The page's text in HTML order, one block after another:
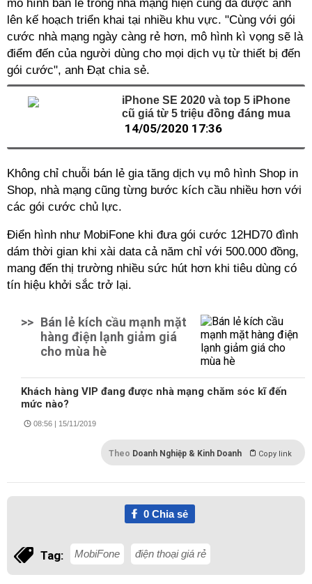
mô hình bán lẻ trong nhà mạng hiện cũng đã được anh
lên kế hoạch triển khai tại nhiều khu vực. "Cùng với gói
cước nhà mạng ngày càng rẻ hơn, mô hình kì vọng sẽ là
điểm đến của người dùng cho mọi dịch vụ từ thiết bị đến
gói cước", anh Đạt chia sẻ.
iPhone SE 2020 và top 5 iPhone
cũ giá từ 5 triệu đồng đáng mua
14/05/2020 17:36
Không chỉ chuỗi bán lẻ gia tăng dịch vụ mô hình Shop in
Shop, nhà mạng cũng từng bước kích cầu nhiều hơn với
các gói cước chủ lực.
Điển hình như MobiFone khi đưa gói cước 12HD70 đình
dám thời gian khi xài data cả năm chỉ với 500.000 đồng,
mang đến thị trường nhiều sức hút hơn khi tiêu dùng có
tín hiệu khởi sắc trở lại.
>> Bán lẻ kích cầu mạnh mặt
hàng điện lạnh giảm giá
cho mùa hè
Khách hàng VIP đang được nhà mạng chăm sóc kĩ đến
mức nào?
08:56 | 15/11/2019
Theo Doanh Nghiệp & Kinh Doanh Copy link
0Chia sẻ
Tag: MobiFone điện thoại giá rẻ